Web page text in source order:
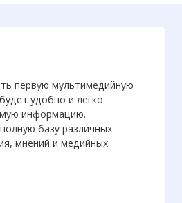
первую мультимедийную
удобно и легко
информацию.
базу различных
мнений и медийных